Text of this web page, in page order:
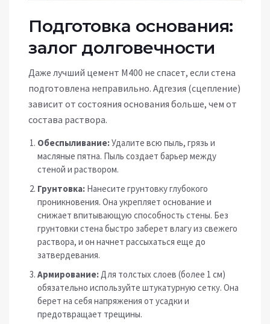
Подготовка основания:
залог долговечности
Даже лучший цемент М400 не спасет, если стена
подготовлена неправильно. Адгезия (сцепление)
зависит от состояния основания больше, чем от
состава раствора.
Обеспыливание:Удалите всю пыль, грязь и
масляные пятна. Пыль создает барьер между
стеной и раствором.
Грунтовка: Нанесите грунтовку глубокого
проникновения. Она укрепляет основание и
снижает впитывающую способность стены. Без
грунтовки стена быстро заберет влагу из свежего
раствора, и он начнет рассыхаться еще до
затвердевания.
Армирование:Для толстых слоев (более 1 см)
обязательно используйте штукатурную сетку. Она
берет на себя напряжения от усадки и
предотвращает трещины.